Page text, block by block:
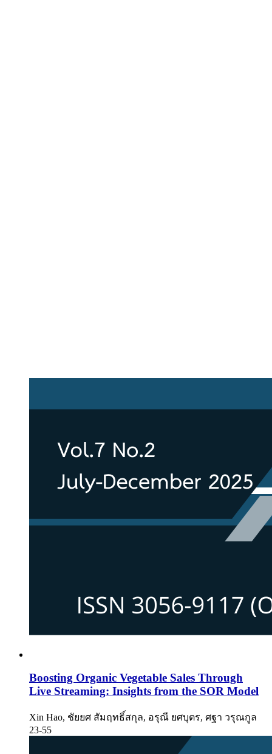
Boosting Organic Vegetable Sales Through
Live Streaming: Insights from the SOR Model
Xin Hao, ชัยยศ สัมฤทธิ์สกุล, อรุณี ยศบุตร, ศฐา วรุณกูล
23-55